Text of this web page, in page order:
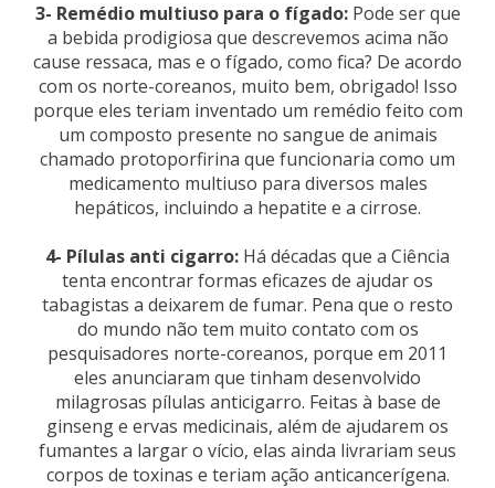
3- Remédio multiuso para o fígado:Pode ser que
a bebida prodigiosa que descrevemos acima não
cause ressaca, mas e o fígado, como fica? De acordo
com os norte-coreanos, muito bem, obrigado! Isso
porque eles teriam inventado um remédio feito com
um composto presente no sangue de animais
chamado protoporfirina que funcionaria como um
medicamento multiuso para diversos males
hepáticos, incluindo a hepatite e a cirrose.
4- Pílulas anti cigarro: Há décadas que a Ciência
tenta encontrar formas eficazes de ajudar os
tabagistas a deixarem de fumar. Pena que o resto
do mundo não tem muito contato com os
pesquisadores norte-coreanos, porque em 2011
eles anunciaram que tinham desenvolvido
milagrosas pílulas anticigarro. Feitas à base de
ginseng e ervas medicinais, além de ajudarem os
fumantes a largar o vício, elas ainda livrariam seus
corpos de toxinas e teriam ação anticancerígena.